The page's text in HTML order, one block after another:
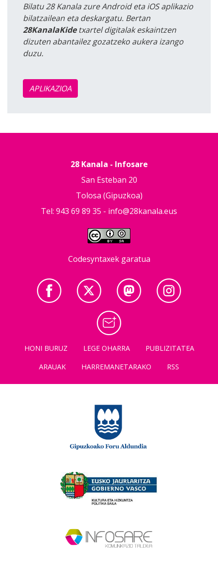
Bilatu 28 Kanala zure Android eta iOS aplikazio
bilatzailean eta deskargatu. Bertan
28KanalaKidetxartel digitalak eskaintzen
dizuten abantailez gozatzeko aukera izango
duzu.
APLIKAZIOA
28 Kanala - Infosare
San Esteban 20
Tolosa (Gipuzkoa)
Tel: 943 69 89 35 - info@28kanala.eus
Codesyntaxek garatua
HONI BURUZ LEGE OHARRA
PUBLIZITATEA
ARAUAK
HARREMANETARAKO RSS